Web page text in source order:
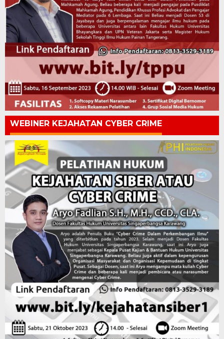
WEBINER KEJAHATAN CYBER CRIME